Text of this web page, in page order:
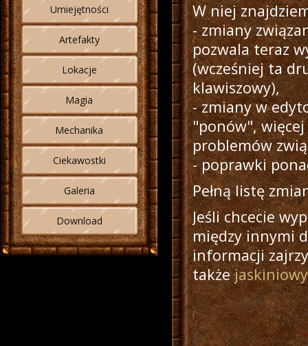
Umiejętności
Artefakty
Lokacje
Magia
Mechanika
Ciekawostki
Galeria
Download
W niej
- zmiany
pozwala teraz
(wcześniej ta
klawiszowy),
- zmiany w
"ponów",
problemów
- poprawki
Pełną listę
Jeśli chcecie
między innymi
informacji
także